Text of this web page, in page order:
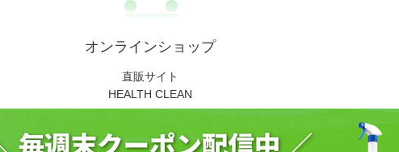
オンラインショップ
直販サイト
HEALTH CLEAN